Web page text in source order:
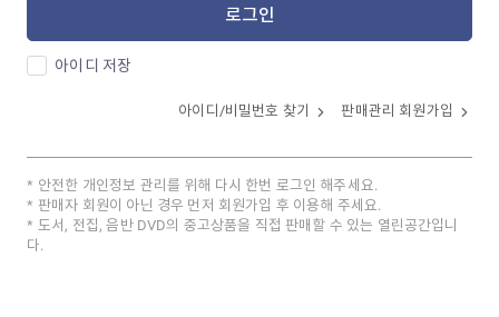
로그인
아이디 저장
아이디/비밀번호 찾기 판매관리 회원가입
안전한 개인정보 관리를 위해 다시 한번 로그인 해주세요.
판매자 회원이 아닌 경우 먼저 회원가입 후 이용해 주세요.
도서, 전집, 음반 DVD의 중고상품을 직접 판매할 수 있는 열린공간입니
다.